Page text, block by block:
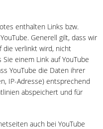
enthalten Links bzw.
Generell gilt, dass wir
die verlinkt wird, nicht
einem Link auf YouTube
YouTube die Daten ihrer
IP-Adresse) entsprechend
abspeichert und für
auch bei YouTube